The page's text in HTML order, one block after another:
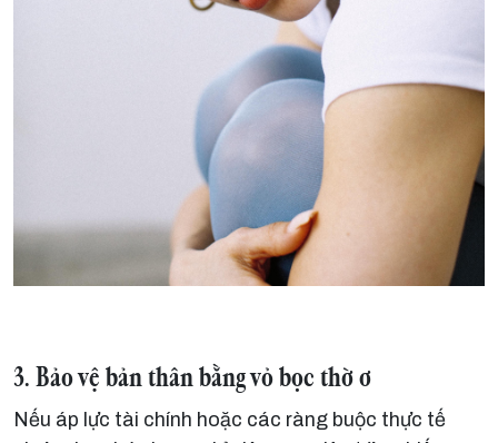
3. Bảo vệ bản thân bằng vỏ bọc thờ ơ
Nếu áp lực tài chính hoặc các ràng buộc thực tế